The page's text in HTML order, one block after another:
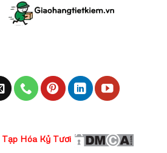
Tạp Hóa Kỷ Tươi